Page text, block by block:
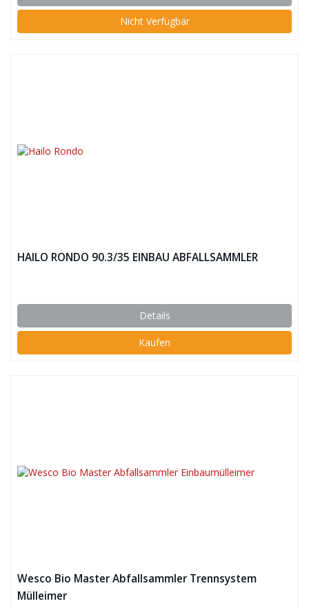
Nicht Verfügbar
HAILO RONDO 90.3/35 EINBAU ABFALLSAMMLER
Details
Kaufen
Wesco Bio Master Abfallsammler Trennsystem
Mülleimer